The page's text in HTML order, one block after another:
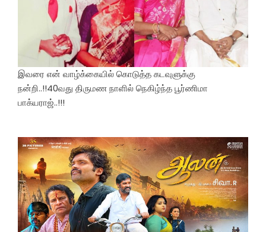
இவரை என் வாழ்க்கையில் கொடுத்த கடவுளுக்கு
நன்றி..!!40வது திருமண நாளில் நெகிழ்ந்த பூர்ணிமா
பாக்யராஜ்..!!!